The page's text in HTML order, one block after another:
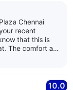
Chennai
recent
that this is
The comfort and
Thank you so10.0